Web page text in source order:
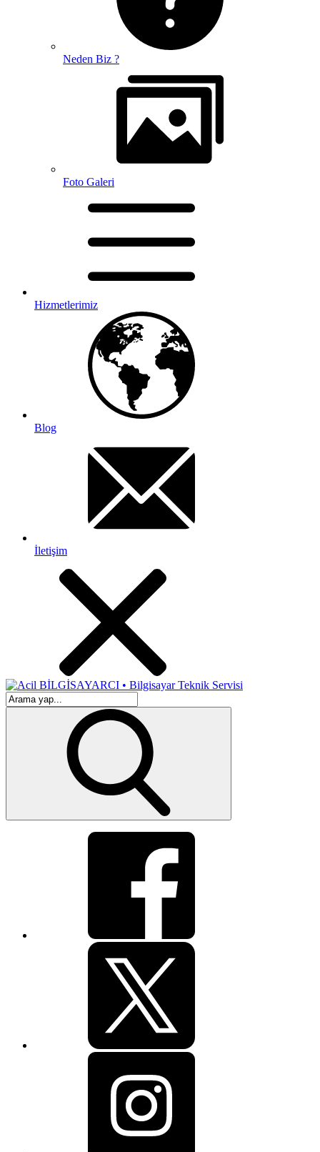
Neden Biz ?
Foto Galeri
Hizmetlerimiz
Blog
İletişim